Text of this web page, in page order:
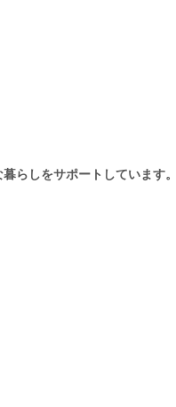
らしをサポートしています。